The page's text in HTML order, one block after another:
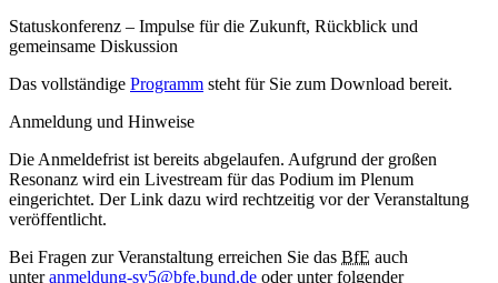
Statuskonferenz – Impulse für die Zukunft, Rückblick und
gemeinsame Diskussion
Das vollständige Programm steht für Sie zum Download bereit.
Anmeldung und Hinweise
Die Anmeldefrist ist bereits abgelaufen. Aufgrund der großen
Resonanz wird ein Livestream für das Podium im Plenum
eingerichtet. Der Link dazu wird rechtzeitig vor der Veranstaltung
veröffentlicht.
Bei Fragen zur Veranstaltung erreichen Sie das BfE auch
unteranmeldung-sv5@bfe.bund.de oder unter folgender